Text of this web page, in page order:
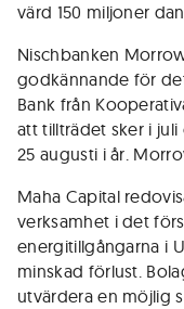
värd 150 miljoner
Nischbanken
godkännande för
Bank från
att tillträdet sker i
25 augusti i år.
Maha Capital
verksamhet i det
energitillgångarna i
minskad förlust.
utvärdera en möjlig